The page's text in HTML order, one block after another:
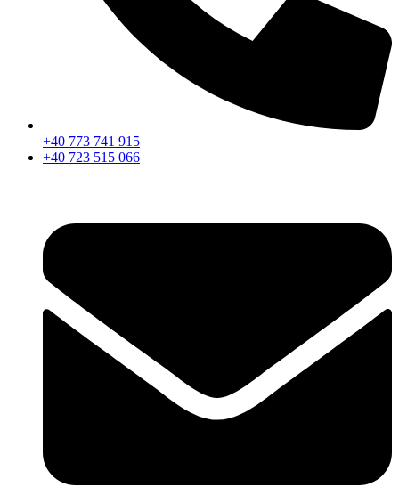
+40 773 741 915
+40 723 515 066